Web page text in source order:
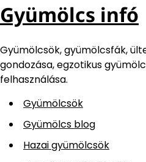
Gyümölcs infó
Gyümölcsök, gyümölcsfák,
gondozása, egzotikus
felhasználása.
Gyümölcsök
Gyümölcs blog
Hazai gyümölcsök